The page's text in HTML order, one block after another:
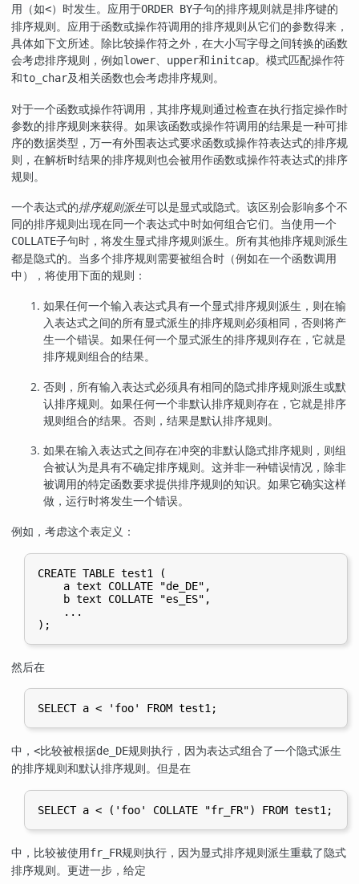
用（如<）时发生。应用于ORDER BY子句的排序规则就是排序键的
排序规则。应用于函数或操作符调用的排序规则从它们的参数得来，
具体如下文所述。除比较操作符之外，在大小写字母之间转换的函数
会考虑排序规则，例如lower、 upper和initcap。模式匹配操作符
和to_char及相关函数也会考虑排序规则。
对于一个函数或操作符调用，其排序规则通过检查在执行指定操作时
参数的排序规则来获得。如果该函数或操作符调用的结果是一种可排
序的数据类型，万一有外围表达式要求函数或操作符表达式的排序规
则，在解析时结果的排序规则也会被用作函数或操作符表达式的排序
规则。
一个表达式的排序规则派生可以是显式或隐式。该区别会影响多个不
同的排序规则出现在同一个表达式中时如何组合它们。当使用一个
COLLATE子句时，将发生显式排序规则派生。所有其他排序规则派生
都是隐式的。当多个排序规则需要被组合时（例如在一个函数调用
中），将使用下面的规则：
如果任何一个输入表达式具有一个显式排序规则派生，则在输
入表达式之间的所有显式派生的排序规则必须相同，否则将产
生一个错误。如果任何一个显式派生的排序规则存在，它就是
排序规则组合的结果。
否则，所有输入表达式必须具有相同的隐式排序规则派生或默
认排序规则。如果任何一个非默认排序规则存在，它就是排序
规则组合的结果。否则，结果是默认排序规则。
如果在输入表达式之间存在冲突的非默认隐式排序规则，则组
合被认为是具有不确定排序规则。这并非一种错误情况，除非
被调用的特定函数要求提供排序规则的知识。如果它确实这样
做，运行时将发生一个错误。
例如，考虑这个表定义：
CREATE TABLE test1 (
    a text COLLATE "de_DE",
    b text COLLATE "es_ES",
    ...
然后在
中， <比较被根据de_DE规则执行，因为表达式组合了一个隐式派生
的排序规则和默认排序规则。但是在
中，比较被使用fr_FR规则执行，因为显式排序规则派生重载了隐式
排序规则。更进一步，给定